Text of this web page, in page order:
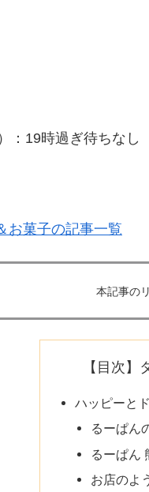
：19時過ぎ待ちなし
お菓子の記事一覧
本記事の
【目次
ハッピーと
るーぱん
るーぱん
お店のよ